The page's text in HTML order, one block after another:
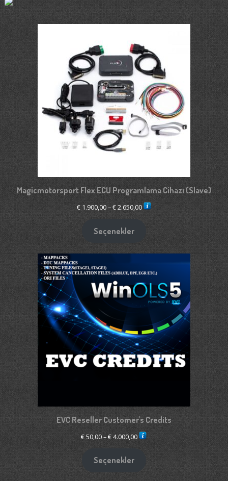
Magicmotorsport Flex ECU Programlama Cihazı (Slave)
€1.900,00–€2.650,00Fiyat
aralığı:
€ 1.900,00
€ 2.650,00
Seçenekler
EVC Reseller Customer's Credits
€50,00–€4.000,00Fiyat
aralığı:
Seçenekler